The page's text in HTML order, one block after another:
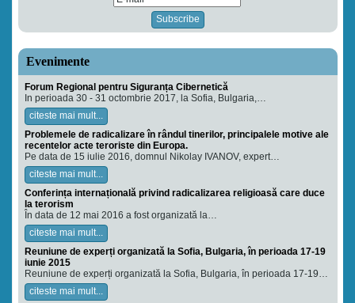
Evenimente
Forum Regional pentru Siguranța Cibernetică
In perioada 30 - 31 octombrie 2017, la Sofia, Bulgaria,…
citeste mai mult...
Problemele de radicalizare în rândul tinerilor, principalele motive ale
recentelor acte teroriste din Europa.
Pe data de 15 iulie 2016, domnul Nikolay IVANOV, expert…
citeste mai mult...
Conferința internațională privind radicalizarea religioasă care duce
la terorism
În data de 12 mai 2016 a fost organizată la…
citeste mai mult...
Reuniune de experți organizată la Sofia, Bulgaria, în perioada 17-19
iunie 2015
Reuniune de experți organizată la Sofia, Bulgaria, în perioada 17-19…
citeste mai mult...